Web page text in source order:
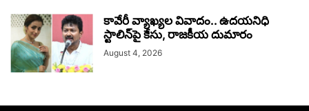
కావేరీ వ్యాఖ్యల వివాదం.. ఉదయనిధి
స్టాలిన్‌పై కేసు, రాజకీయ దుమారం
August 4, 2026